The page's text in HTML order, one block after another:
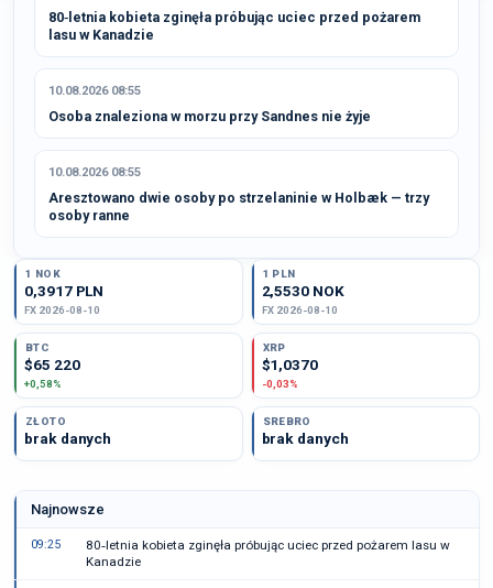
80‑letnia kobieta zginęła próbując uciec przed pożarem
lasu w Kanadzie
10.08.2026 08:55
Osoba znaleziona w morzu przy Sandnes nie żyje
10.08.2026 08:55
Aresztowano dwie osoby po strzelaninie w Holbæk — trzy
osoby ranne
1 NOK
0,3917 PLN
FX 2026-08-10
1 PLN
2,5530 NOK
FX 2026-08-10
BTC
$65 220
+0,58%
XRP
$1,0370
-0,03%
ZŁOTO
brak danych
SREBRO
brak danych
Najnowsze
09:25
80‑letnia kobieta zginęła próbując uciec przed pożarem lasu w
Kanadzie